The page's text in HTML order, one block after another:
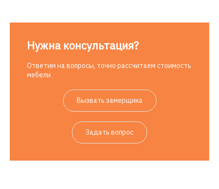
Нужна консультация?
Ответим на вопросы, точно рассчитаем стоимость
мебели
Вызвать замерщика
Задать вопрос